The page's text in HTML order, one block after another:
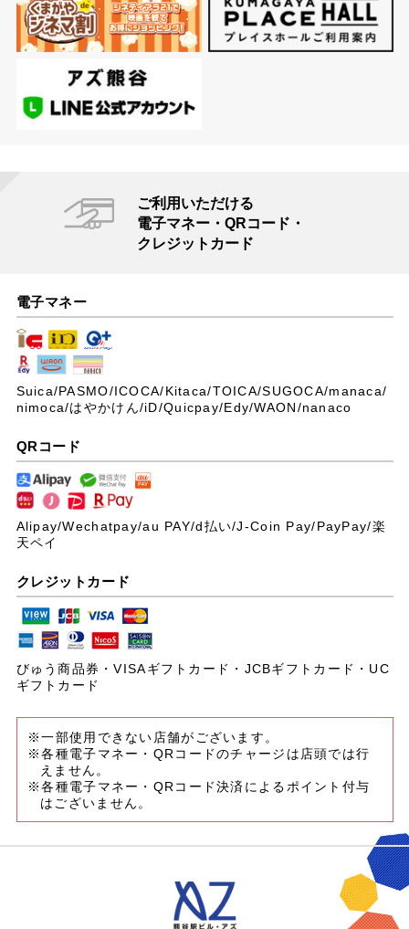
ご利用いただける
電子マネー・QRコード・
クレジットカード
電子マネー
Suica/PASMO/ICOCA/Kitaca/TOICA/SUGOCA/manaca/
nimoca/はやかけん/iD/Quicpay/Edy/WAON/nanaco
QRコード
Alipay/Wechatpay/au PAY/d払い/J-Coin Pay/PayPay/楽
天ペイ
クレジットカード
びゅう商品券・VISAギフトカード・JCBギフトカード・UC
ギフトカード
※一部使用できない店舗がございます。
※各種電子マネー・QRコードのチャージは店頭では行
えません。
※各種電子マネー・QRコード決済によるポイント付与
はございません。